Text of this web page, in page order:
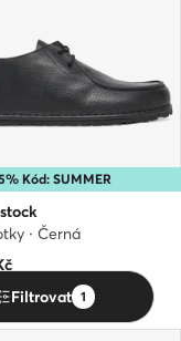
Kód: SUMMER
· Černá
cena
4 030 Kč
cena2 999 Kč
Filtrovat 1